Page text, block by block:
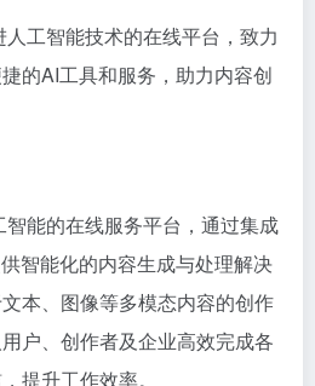
工智能技术的在线平台，致力
的AI工具和服务，助力内容创
能的在线服务平台，通过集成
智能化的内容生成与处理解决
本、图像等多模态内容的创作
户、创作者及企业高效完成各
提升工作效率。